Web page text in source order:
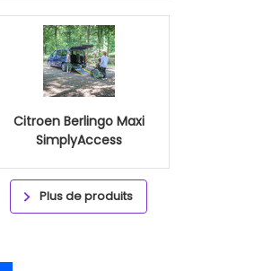
Citroen Berlingo Maxi
SimplyAccess
Plus de produits